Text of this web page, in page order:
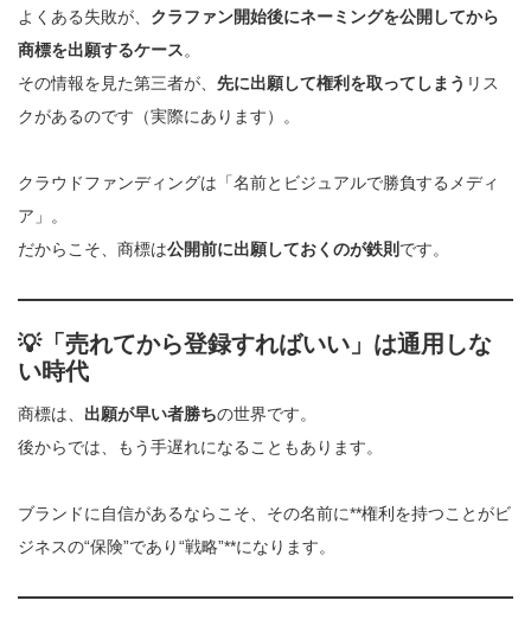
よくある失敗が、 クラファン開始後にネーミングを公開してから
商標を出願するケース。
その情報を見た第三者が、 先に出願して権利を取ってしまう リス
クがあるのです（実際にあります）。
クラウドファンディングは「名前とビジュアルで勝負するメディ
ア」。
だからこそ、商標は公開前に出願しておくのが鉄則 です。
💡「売れてから登録すればいい」は通用しな
い時代
商標は、 出願が早い者勝ちの世界です。
後からでは、もう手遅れになることもあります。
ブランドに自信があるならこそ、その名前に**権利を持つことがビ
ジネスの“保険”であり“戦略”**になります。